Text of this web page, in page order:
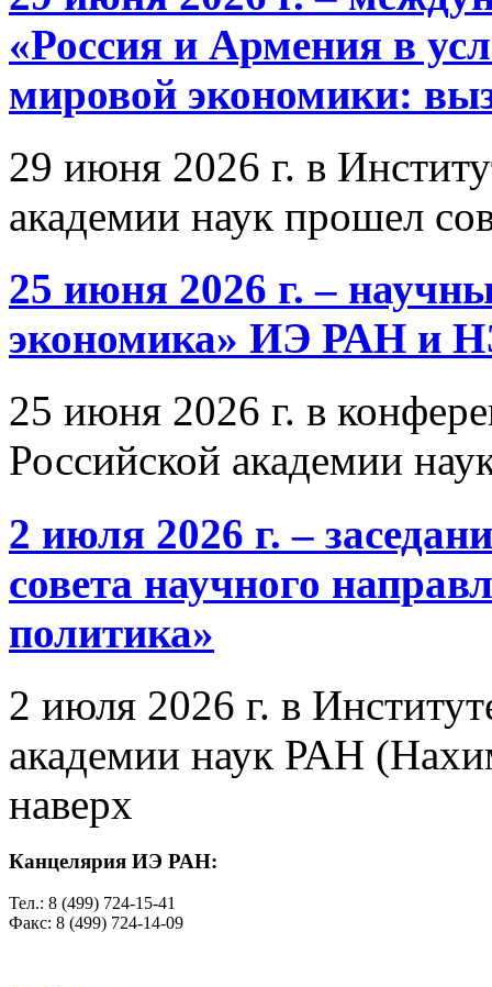
«Россия и Армения в
мировой экономики:
29 июня 2026 г. в
академии наук прошел
25 июня 2026 г. –
экономика» ИЭ РАН и
25 июня 2026 г. в
Российской академии
2 июля 2026 г. –
совета научного
политика»
2 июля 2026 г. в
академии наук РАН
наверх
Канцелярия ИЭ РАН:
Тел.: 8 (499) 724-15-41
Факс: 8 (499) 724-14-09